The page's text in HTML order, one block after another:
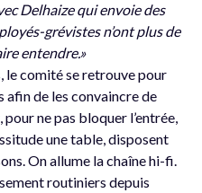
Delhaize qui envoie des
grévistes n’ont plus de
entendre.»
le comité se retrouve pour
de les convaincre de
ne pas bloquer l’entrée,
une table, disposent
On allume la chaîne hi-fi.
routiniers depuis